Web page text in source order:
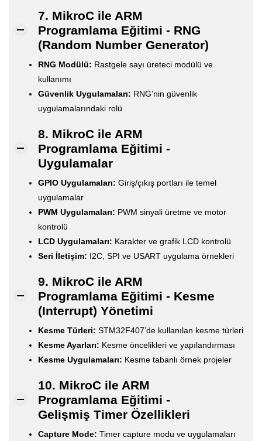
7. MikroC ile ARM
Programlama Eğitimi - RNG
(Random Number Generator)
RNG Modülü: Rastgele sayı üreteci modülü ve
kullanımı
Güvenlik Uygulamaları: RNG’nin güvenlik
uygulamalarındaki rolü
8. MikroC ile ARM
Programlama Eğitimi -
Uygulamalar
GPIO Uygulamaları: Giriş/çıkış portları ile temel
uygulamalar
PWM Uygulamaları: PWM sinyali üretme ve motor
kontrolü
LCD Uygulamaları: Karakter ve grafik LCD kontrolü
Seri İletişim: I2C, SPI ve USART uygulama örnekleri
9. MikroC ile ARM
Programlama Eğitimi - Kesme
(Interrupt) Yönetimi
Kesme Türleri: STM32F407’de kullanılan kesme türleri
Kesme Ayarları: Kesme öncelikleri ve yapılandırması
Kesme Uygulamaları: Kesme tabanlı örnek projeler
10. MikroC ile ARM
Programlama Eğitimi -
Gelişmiş Timer Özellikleri
Capture Mode: Timer capture modu ve uygulamaları